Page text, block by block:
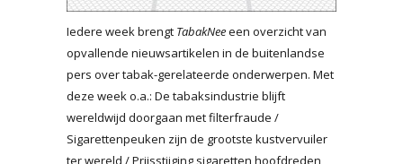
Iedere week brengt TabakNeeeen overzicht van
opvallende nieuwsartikelen in de buitenlandse
pers over tabak-gerelateerde onderwerpen. Met
deze week o.a.: De tabaksindustrie blijft
wereldwijd doorgaan met filterfraude /
Sigarettenpeuken zijn de grootste kustvervuiler
ter wereld / Prijsstijging sigaretten hoofdreden